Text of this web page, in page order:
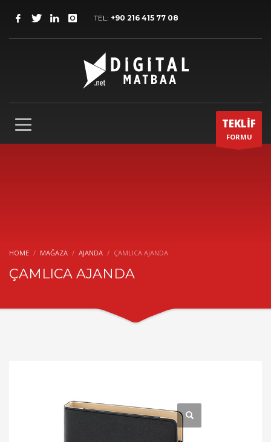
TEL: +90 216 415 77 08
TEKLİF
FORMU
HOME MAĞAZA AJANDA ÇAMLICA AJANDA
ÇAMLICA AJANDA